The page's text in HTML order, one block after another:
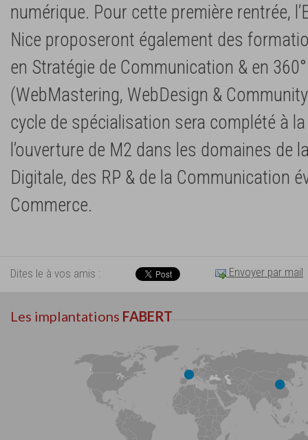
numérique. Pour cette première rentrée,
Nice proposeront également des
en Stratégie de Communication & en
(WebMastering, WebDesign &
cycle de spécialisation sera complété à
l’ouverture de M2 dans les domaines de
Digitale, des RP & de la Communication
Commerce.
Dites le à vos amis : Envoyer par mail
Les implantations FABERT